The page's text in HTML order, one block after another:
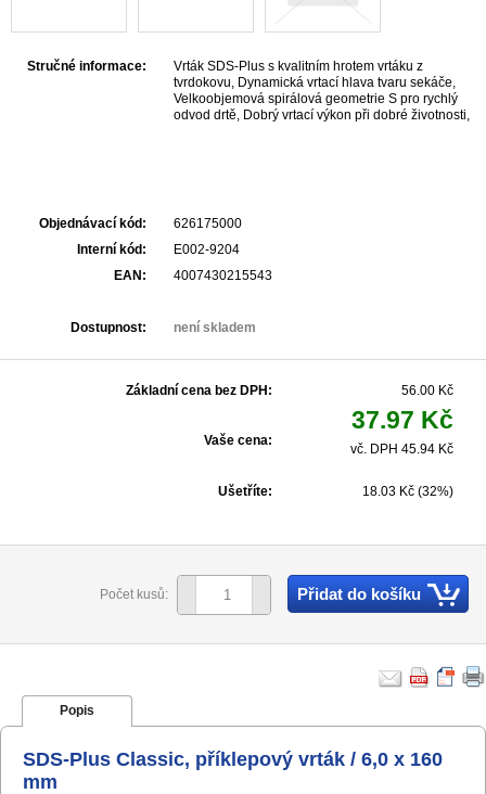
Stručné informace:
Vrták SDS-Plus s kvalitním hrotem vrtáku z
tvrdokovu, Dynamická vrtací hlava tvaru sekáče,
Velkoobjemová spirálová geometrie S pro rychlý
odvod drtě, Dobrý vrtací výkon při dobré životnosti,
Objednávací kód:
626175000
Interní kód:
E002-9204
EAN:
4007430215543
Dostupnost: není skladem
Základní cena bez DPH: 56.00 Kč
Vaše cena:
37.97 Kč
vč. DPH 45.94 Kč
Ušetříte: 18.03 Kč (32%)
Počet kusů: Přidat do košíku
Popis
SDS-Plus Classic, příklepový vrták / 6,0 x 160
mm